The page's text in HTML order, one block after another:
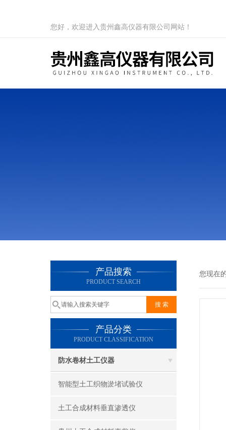
您好，欢迎进入贵州鑫高仪器有限公司网站！
产品搜索
PRODUCT SEARCH
产品分类
PRODUCT CLASSIFICATION
防水卷材土工仪器
智能型土工织物淤堵试验仪
土工合成材料垂直渗透仪
您现在